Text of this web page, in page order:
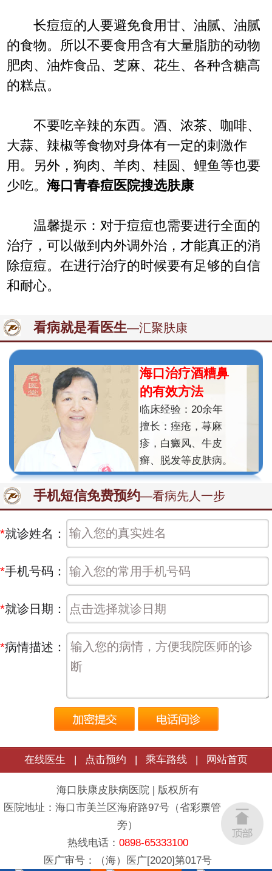
长痘痘的人要避免食用甘、油腻、油腻
的食物。所以不要食用含有大量脂肪的动物
肥肉、油炸食品、芝麻、花生、各种含糖高
的糕点。
不要吃辛辣的东西。酒、浓茶、咖啡、
大蒜、辣椒等食物对身体有一定的刺激作
用。另外，狗肉、羊肉、桂圆、鲤鱼等也要
少吃。海口青春痘医院搜选肤康
温馨提示：对于痘痘也需要进行全面的
治疗，可以做到内外调外治，才能真正的消
除痘痘。在进行治疗的时候要有足够的自信
和耐心。
看病就是看医生—汇聚肤康
海口治疗酒糟鼻
的有效方法
临床经验：20余年
擅长：痤疮，荨麻
疹，白癜风、牛皮
癣、脱发等皮肤病。
手机短信免费预约—看病先人一步
*就诊姓名：
*手机号码：
*就诊日期：
*病情描述：
在线医生 | 点击预约 | 乘车路线 | 网站首页
海口肤康皮肤病医院 | 版权所有
医院地址：海口市美兰区海府路97号（省彩票管理中心
旁）
热线电话： 0898-65333100
医广审号：（海）医广[2020]第017号